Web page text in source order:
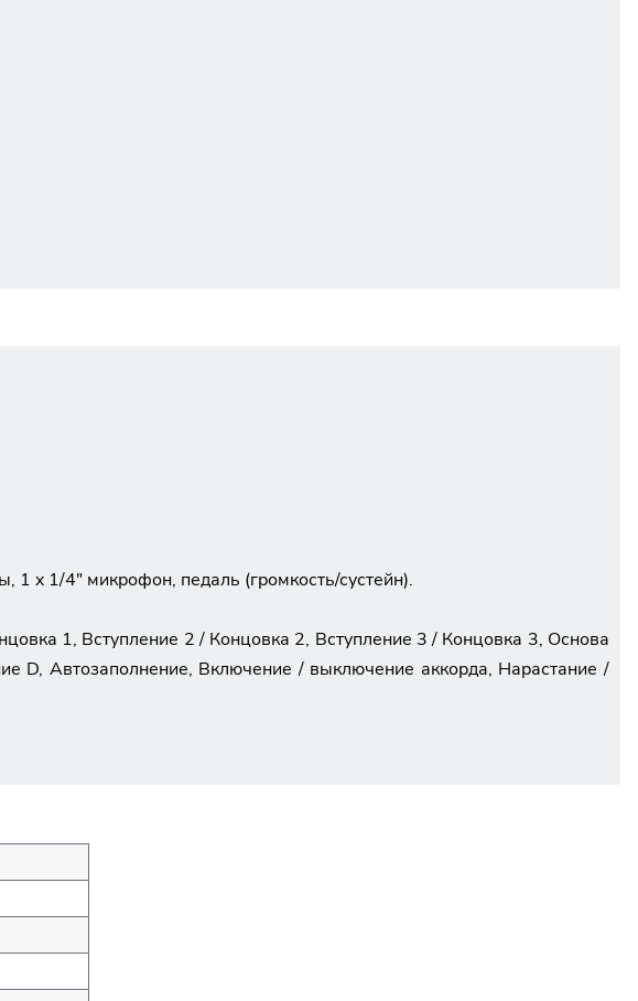
x 1/4" микрофон, педаль (громкость/сустейн).
1, Вступление 2 / Концовка 2, Вступление 3 / Концовка 3, Основа
D, Автозаполнение, Включение / выключение аккорда, Нарастание /